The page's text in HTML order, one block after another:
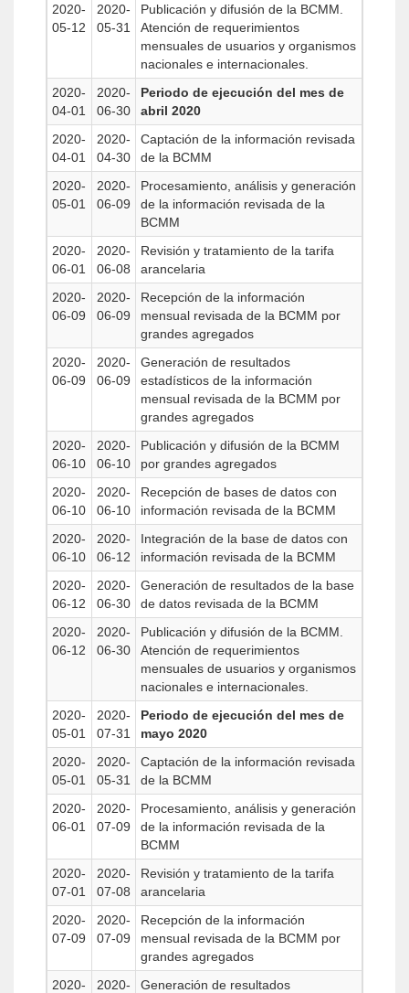
2020-
05-12
2020-
05-31
Publicación y difusión de la BCMM.
Atención de requerimientos
mensuales de usuarios y organismos
nacionales e internacionales.
2020-
04-01
2020-
06-30
Periodo de ejecución del mes de
abril 2020
2020-
04-01
2020-
04-30
Captación de la información revisada
de la BCMM
2020-
05-01
2020-
06-09
Procesamiento, análisis y generación
de la información revisada de la
BCMM
2020-
06-01
2020-
06-08
Revisión y tratamiento de la tarifa
arancelaria
2020-
06-09
2020-
06-09
Recepción de la información
mensual revisada de la BCMM por
grandes agregados
2020-
06-09
2020-
06-09
Generación de resultados
estadísticos de la información
mensual revisada de la BCMM por
grandes agregados
2020-
06-10
2020-
06-10
Publicación y difusión de la BCMM
por grandes agregados
2020-
06-10
2020-
06-10
Recepción de bases de datos con
información revisada de la BCMM
2020-
06-10
2020-
06-12
Integración de la base de datos con
información revisada de la BCMM
2020-
06-12
2020-
06-30
Generación de resultados de la base
de datos revisada de la BCMM
2020-
06-12
2020-
06-30
Publicación y difusión de la BCMM.
Atención de requerimientos
mensuales de usuarios y organismos
nacionales e internacionales.
2020-
05-01
2020-
07-31
Periodo de ejecución del mes de
mayo 2020
2020-
05-01
2020-
05-31
Captación de la información revisada
de la BCMM
2020-
06-01
2020-
07-09
Procesamiento, análisis y generación
de la información revisada de la
BCMM
2020-
07-01
2020-
07-08
Revisión y tratamiento de la tarifa
arancelaria
2020-
07-09
2020-
07-09
Recepción de la información
mensual revisada de la BCMM por
grandes agregados
2020-
2020-
Generación de resultados